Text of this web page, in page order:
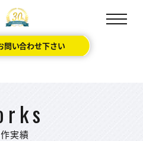
問い合わせ下さい
実績